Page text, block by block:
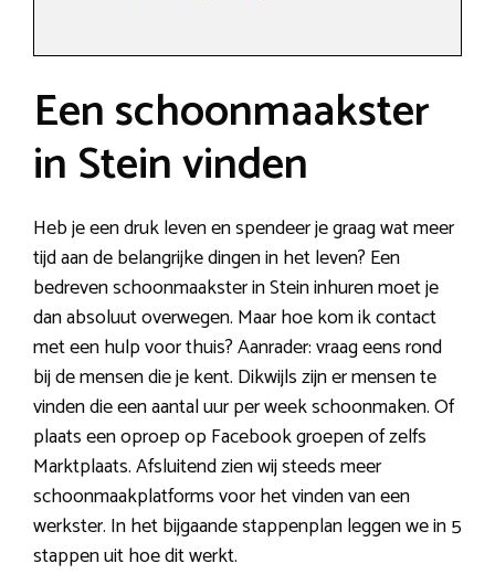
Een schoonmaakster
in Stein vinden
Heb je een druk leven en spendeer je graag wat meer
tijd aan de belangrijke dingen in het leven? Een
bedreven schoonmaakster in Stein inhuren moet je
dan absoluut overwegen. Maar hoe kom ik contact
met een hulp voor thuis? Aanrader: vraag eens rond
bij de mensen die je kent. Dikwijls zijn er mensen te
vinden die een aantal uur per week schoonmaken. Of
plaats een oproep op Facebook groepen of zelfs
Marktplaats. Afsluitend zien wij steeds meer
schoonmaakplatforms voor het vinden van een
werkster. In het bijgaande stappenplan leggen we in 5
stappen uit hoe dit werkt.